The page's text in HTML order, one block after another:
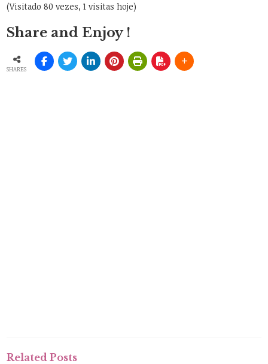
(Visitado 80 vezes, 1 visitas hoje)
Share and Enjoy !
SHARES
Related Posts